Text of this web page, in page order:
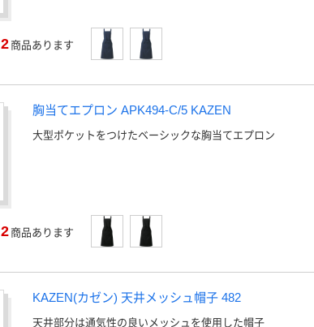
2 商品あります
胸当てエプロン APK494-C/5 KAZEN
大型ポケットをつけたベーシックな胸当てエプロン
2 商品あります
KAZEN(カゼン) 天井メッシュ帽子 482
天井部分は通気性の良いメッシュを使用した帽子